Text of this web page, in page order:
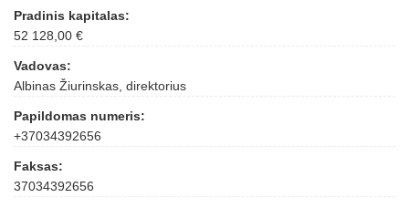
Pradinis kapitalas:
52 128,00 €
Vadovas:
Albinas Žiurinskas, direktorius
Papildomas numeris:
+37034392656
Faksas:
37034392656